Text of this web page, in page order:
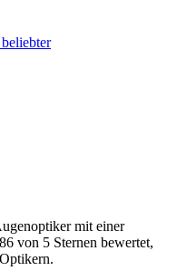
mit einer
von 5 Sternen bewertet,